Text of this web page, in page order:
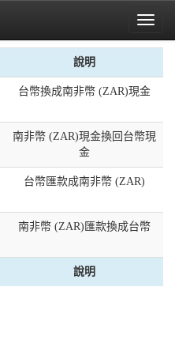
Toggle
說明
台幣換成南非幣 (ZAR)現金
南非幣 (ZAR)現金換回台幣現
金
台幣匯款成南非幣 (ZAR)
南非幣 (ZAR)匯款換成台幣
說明